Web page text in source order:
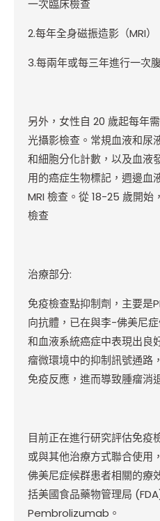
一次臨床檢查
2.每年全身磁振造影（MRI）
3.每兩年或每三年進行一次
另外，女性自 20 歲起每年
光攝影檢查。常規血液和尿
和細胞分化計數，以及血液
用的癌症生物標記，週邊血
MRI 檢查。從 18-25 歲開
檢查
治療部分:
免疫檢查點抑制劑，主要是
向抗體，已在與李-佛美尼
和血液系統癌症中表現出良
瘤微環境中的抑制訊號通路
免疫反應，進而導致腫瘤消
目前正在進行研究評估免疫
或與其他治療方式聯合使用
佛美尼症候群患者相關的療
括美國食品藥物管理局
Pembrolizumab。